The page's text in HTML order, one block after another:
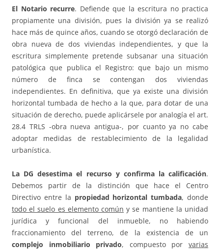
El Notario recurre. Defiende que la escritura no practica
propiamente una división, pues la división ya se realizó
hace más de quince años, cuando se otorgó declaración de
obra nueva de dos viviendas independientes, y que la
escritura simplemente pretende subsanar una situación
patológica que publica el Registro: que bajo un mismo
número de finca se contengan dos viviendas
independientes. En definitiva, que ya existe una división
horizontal tumbada de hecho a la que, para dotar de una
situación de derecho, puede aplicársele por analogía el art.
28.4 TRLS -obra nueva antigua-, por cuanto ya no cabe
adoptar medidas de restablecimiento de la legalidad
urbanística.
La DG desestima el recurso y confirma la calificación.
Debemos partir de la distinción que hace el Centro
Directivo entre la propiedad horizontal tumbada, donde
todo el suelo es elemento común y se mantiene la unidad
jurídica y funcional del inmueble, no habiendo
fraccionamiento del terreno, de la existencia de un
complejo inmobiliario privado, compuesto porvarias